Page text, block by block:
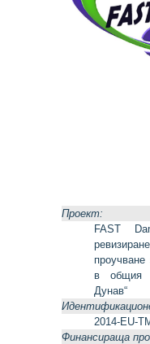
Проект:
FAST
проучване
в общия
Дунав“
2014-EU-
Финансираща